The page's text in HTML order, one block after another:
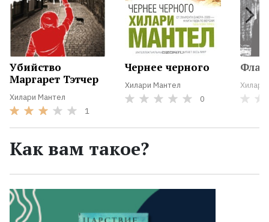
Убийство
Маргарет Тэтчер
Хилари Мантел
1
Чернее черного
Хилари Мантел
0
Как вам такое?